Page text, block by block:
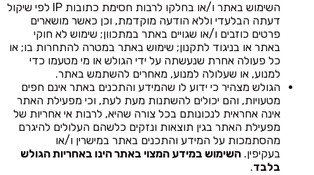
השימוש באתר ו/או בחלקו לרבות חסימת כתובות IP לפי שיקול
דעתה הבלעדי וללא הודעה מוקדמת, וכן כאשר מושארים
פרטים כוזבים ו/או שגויים באתר במתכוון; שימוש לא חוקי
באתר או בניגוד לתקנון; שימוש באתר במטרה להתחרות בו; או
כל פעולה אחרת שנעשתה על ידי הגולש או מי מטעמו כדי
למנוע, או שעלולה למנוע, מאחרים להשתמש באתר.
הגולש מצהיר כי ידוע לו שהמידע והתכנים באתר אינם חפים
מטעויות, והם יכולים להשתנות מעת לעת, וכי מפעילת האתר
אינה אחראית לנכונותם בכל צורה שהיא, לרבות אי אחריות של
מפעילת האתר בגין תוצאות ונזקים כלשהם העלולים להיגרם
מהסתמכות על המידע והתכנים באתר במישרין ו/או
בעקיפין. השימוש במידע המצוי באתר הינו באחריות הגולש
בלבד.